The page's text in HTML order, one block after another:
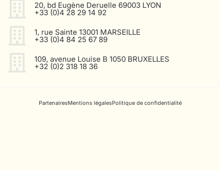
20, bd Eugène Deruelle 69003 LYON
+33 (0)4 28 29 14 92
1, rue Sainte 13001 MARSEILLE
+33 (0)4 84 25 67 89
109, avenue Louise B 1050 BRUXELLES
+32 (0)2 318 18 36
PartenairesMentions légalesPolitique de confidentialité